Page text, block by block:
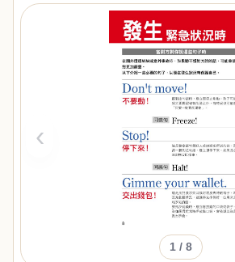
‹
1 / 8